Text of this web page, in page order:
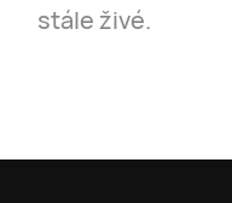
stále živé.